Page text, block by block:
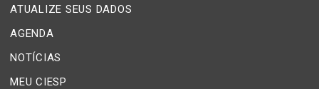
ATUALIZE SEUS DADOS
AGENDA
NOTÍCIAS
MEU CIESP